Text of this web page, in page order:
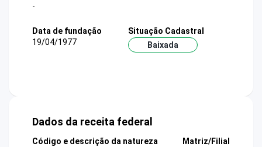
-
Data de fundação
19/04/1977
Situação Cadastral
Baixada
Dados da receita federal
Código e descrição da natureza
Matriz/Filial